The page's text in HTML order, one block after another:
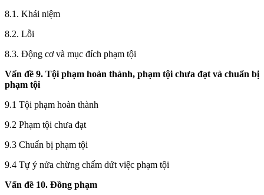
8.1. Khái niệm
8.2. Lỗi
8.3. Động cơ và mục đích phạm tội
Vấn đề 9. Tội phạm hoàn thành, phạm tội chưa đạt và chuẩn bị
phạm tội
9.1 Tội phạm hoàn thành
9.2 Phạm tội chưa đạt
9.3 Chuẩn bị phạm tội
9.4 Tự ý nửa chừng chấm dứt việc phạm tội
Vấn đề 10. Đồng phạm